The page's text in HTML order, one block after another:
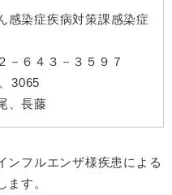
感染症疾病対策課感染症
－６４３－３５９７
3065
、長藤
ンフルエンザ様疾患による
す。